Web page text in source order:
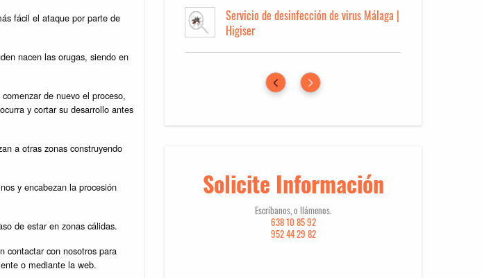
fácil el ataque por parte de
nacen las orugas, siendo en
de nuevo el proceso,
y cortar su desarrollo antes
a otras zonas construyendo
y encabezan la procesión
de estar en zonas cálidas.
contactar con nosotros para
o mediante la web.
de desinfección Málaga | Higiser
Servicio de desinfección de virus Málaga |
Higiser
Solicite Información
Escríbanos, o llámenos.
638 10 85 92
952 44 29 82